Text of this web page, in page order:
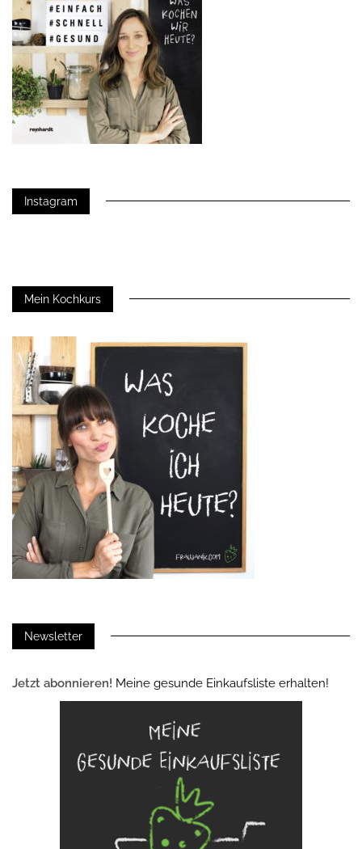
Instagram
Mein Kochkurs
Newsletter
Jetzt abonnieren! Meine gesunde Einkaufsliste erhalten!